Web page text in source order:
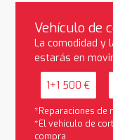
Vehículo de
La comodidad y
estarás en
1+1 500 €
*Reparaciones de
*El vehículo de
compra